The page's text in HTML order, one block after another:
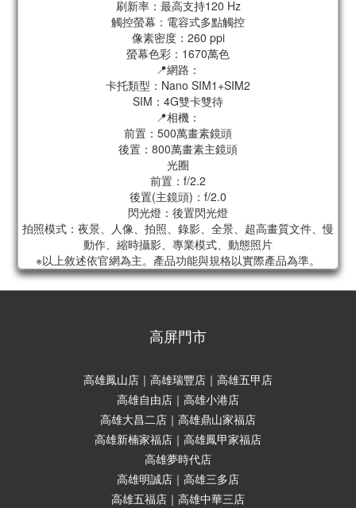
刷新率：最高支持120 Hz
觸控螢幕：電容式多點觸控
像素密度：260 ppi
螢幕色彩：1670萬色
📍網路：
卡托類型：Nano SIM1+SIM2
SIM：4G雙卡雙待
📍相機：
前置：500萬畫素鏡頭
後置：800萬畫素主鏡頭
光圈
前置：f/2.2
後置(主鏡頭)：f/2.0
閃光燈：後置閃光燈
拍照模式：夜景、人像、拍照、錄影、全景、超高畫質文件、慢
動作、縮時攝影、專業模式、動態照片
※以上敘述依官網為主。產品功能與規格以實際產品為準。
高屏門市
高雄鳳山店｜高雄瑞豐店｜高雄五甲店
高雄自由店｜高雄小港店
高雄大昌二店｜高雄鼎山家福店
高雄新楠家福店｜高雄鳳甲家福店
高雄夢時代店
高雄明誠店｜高雄三多店
高雄五福店｜高雄中華三店